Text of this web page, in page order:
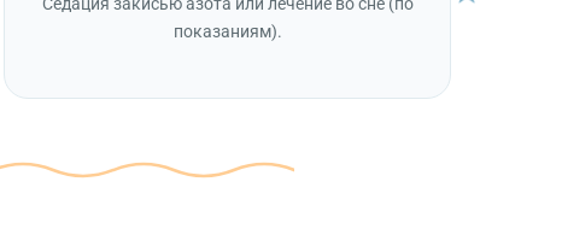
показаниям).